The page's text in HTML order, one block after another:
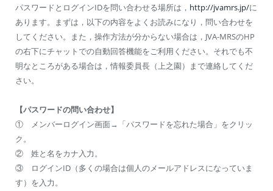
パスワードとログインIDを問い合わせる場所は， http://jvamrs.jp/に
あります。まずは，以下の内容をよくお読みになり，問い合わせを
してください。また，操作方法が分からない場合は，JVA-MRSのHP
の右下にチャットでの自動回答機能をご利用ください。それでも不
明なところがある場合は，情報委員長（上之園）まで連絡してくだ
さい。
【パスワードの問い合わせ】
① メンバーログイン画面→「パスワードを忘れた場合」をクリッ
ク。
② 姓と名をカナ入力。
③ ログインID（多くの場合は個人のメールアドレスになっていま
す）を入力。